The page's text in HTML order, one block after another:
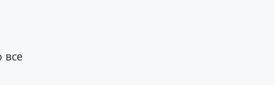
все